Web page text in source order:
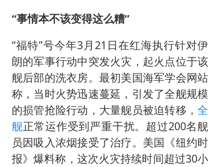
“事情本不该变得这么糟”
“福特”号今年3月21日在红海执行针对伊
朗的军事行动中突发火灾，起火点位于该
舰后部的洗衣房。最初美国海军学会网站
称，当时火势迅速蔓延，引发了全舰规模
的损管抢险行动，大量舰员被迫转移，全
舰正常运作受到严重干扰。超过200名舰
员因吸入浓烟接受了治疗。美国《纽约时
报》爆料称，这次火灾持续时间超过30小